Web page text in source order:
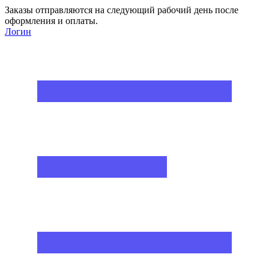
Заказы отправляются на следующий рабочий день после
оформления и оплаты.
Логин